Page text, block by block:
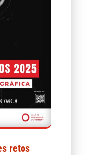
retos